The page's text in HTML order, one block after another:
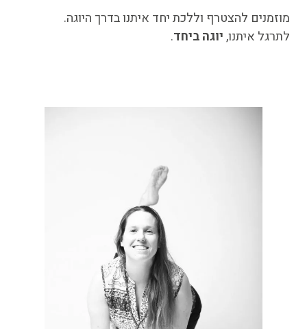
מוזמנים להצטרף וללכת יחד איתנו בדרך היוגה.
לתרגל איתנו,יוגה ביחד.